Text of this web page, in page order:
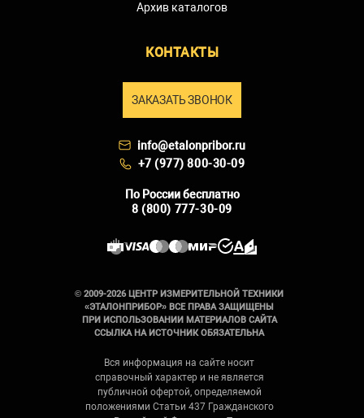
Архив каталогов
КОНТАКТЫ
ЗАКАЗАТЬ ЗВОНОК
info@etalonpribor.ru
+7 (977) 800-30-09
По России бесплатно
8 (800) 777-30-09
© 2009-2026 ЦЕНТР ИЗМЕРИТЕЛЬНОЙ ТЕХНИКИ
«ЭТАЛОНПРИБОР» ВСЕ ПРАВА ЗАЩИЩЕНЫ
ПРИ ИСПОЛЬЗОВАНИИ МАТЕРИАЛОВ САЙТА
ССЫЛКА НА ИСТОЧНИК ОБЯЗАТЕЛЬНА
Вся информация на сайте носит
справочный характер и не является
публичной офертой, определяемой
положениями Статьи 437 Гражданского